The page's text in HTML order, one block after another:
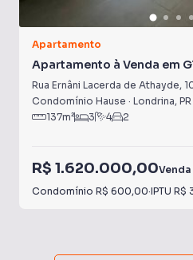
Apartamento
Apartamento à Venda em
Rua Ernâni Lacerda de Athayde,
Condomínio Hause · Londrina, PR
137m² 3 4 2
R$ 1.620.000,00Venda
Condomínio R$ 600,00·IPTU R$